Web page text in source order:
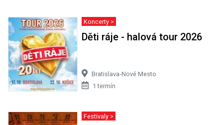
Koncerty >
Děti ráje - halová tour 2026
Bratislava-Nové Mesto
1 termín
Festivaly >